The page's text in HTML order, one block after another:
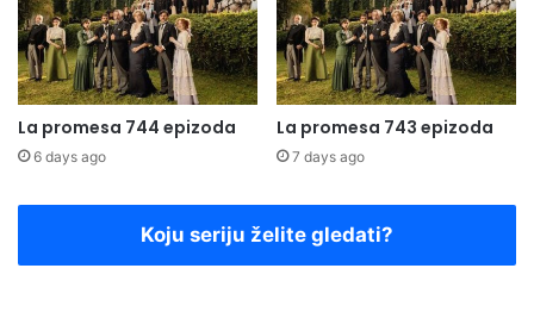
La promesa 744 epizoda
6 days ago
La promesa 743 epizoda
7 days ago
Koju seriju želite gledati?